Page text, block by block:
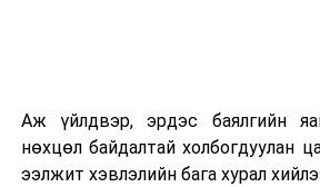
практик ур чадварыг сургалтын
Сургалтыг танилцуулах лекц,
Аж үйлдвэр, эрдэс баялгийн
нөхцөл байдалтай холбогдуулан
ээлжит хэвлэлийн бага хурал